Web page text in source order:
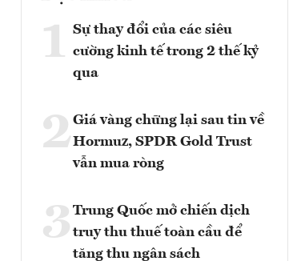
1 Sự thay đổi của các siêu
cường kinh tế trong 2 thế kỷ
qua
2Giá vàng chững lại sau tin về
Hormuz, SPDR Gold Trust
vẫn mua ròng
3 Trung Quốc mở chiến dịch
truy thu thuế toàn cầu để
tăng thu ngân sách